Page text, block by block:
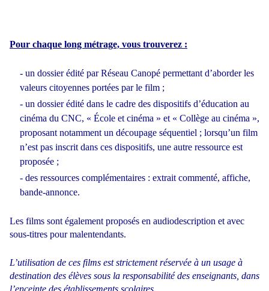
Pour chaque long métrage, vous trouverez :
- un dossier édité par Réseau Canopé permettant d’aborder les
valeurs citoyennes portées par le film ;
- un dossier édité dans le cadre des dispositifs d’éducation au
cinéma du CNC, « École et cinéma » et « Collège au cinéma »,
proposant notamment un découpage séquentiel ; lorsqu’un film
n’est pas inscrit dans ces dispositifs, une autre ressource est
proposée ;
- des ressources complémentaires : extrait commenté, affiche,
bande-annonce.
Les films sont également proposés en audiodescription et avec
sous-titres pour malentendants.
L’utilisation de ces films est strictement réservée à un usage à
destination des élèves sous la responsabilité des enseignants, dans